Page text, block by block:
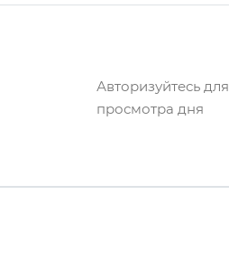
Авторизуйтесь для
просмотра дня